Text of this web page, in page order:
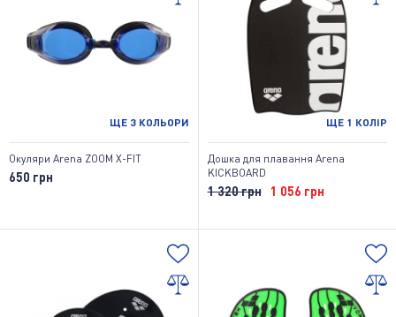
ЩЕ 3 КОЛЬОРИ
Окуляри Arena ZOOM X-FIT
650 грн
ЩЕ 1 КОЛІР
Дошка для плавання Arena
KICKBOARD
1 320 грн 1 056 грн